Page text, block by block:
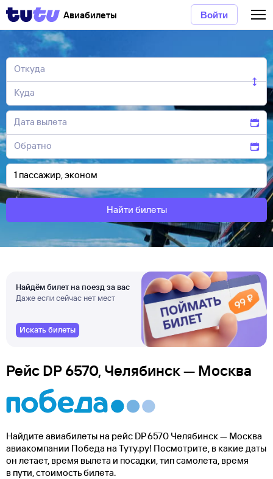
Авиабилеты Войти
Найти билеты
Найдём билет на поезд за вас
Даже если сейчас нет мест
Искать билеты
Рейс DP 6570, Челябинск — Москва
Найдите авиабилеты на рейс DP 6570 Челябинск — Москва
авиакомпании Победа на Туту.ру! Посмотрите, в какие даты
он летает, время вылета и посадки, тип самолета, время
в пути, стоимость билета.